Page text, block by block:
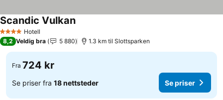
4 StjernerHotell
Scandic Vulkan
8,2 Veldig bra 5 880 1.3 km til Slottsparken
Fra 724 kr
Se priser fra 18 nettsteder Se priser